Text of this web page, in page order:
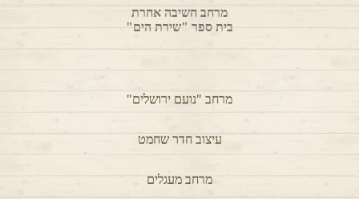
בית ספר "אופק"